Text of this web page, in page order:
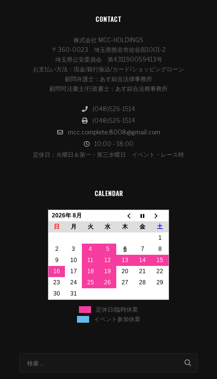
CONTACT
株式会社 MCC-HOLDINGS
〒360-0023 埼玉県熊谷市佐谷田1001-2
埼玉県公安委員会 第431190059413号
お支払い方法：現金/銀行振込/カード/ショッピングローン
顧問弁護士：あす綜合法律事務所
顧問司法書士/行政書士：あす綜合法務事務所
(048)526-1514
(048)526-1514
mcc.complete.8008@gmail.com
10:00 - 18:00
定休日：火曜日＆第一・第三水曜日 イベント・レース時
CALENDAR
2026年 8月
日
月 火 水 木 金
土
1
2
3 4 5 6 7
8
9
10 11 12 13 14
15
16
17 18 19 20 21
22
23
24 25 26 27 28
29
30
31
定休日/臨時休業
イベント参加休業